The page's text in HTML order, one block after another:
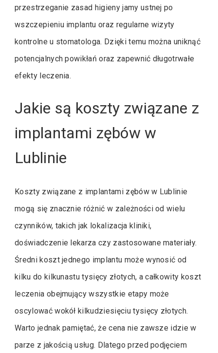
przestrzeganie zasad higieny jamy ustnej po
wszczepieniu implantu oraz regularne wizyty
kontrolne u stomatologa. Dzięki temu można uniknąć
potencjalnych powikłań oraz zapewnić długotrwałe
efekty leczenia.
Jakie są koszty związane z
implantami zębów w
Lublinie
Koszty związane z implantami zębów w Lublinie
mogą się znacznie różnić w zależności od wielu
czynników, takich jak lokalizacja kliniki,
doświadczenie lekarza czy zastosowane materiały.
Średni koszt jednego implantu może wynosić od
kilku do kilkunastu tysięcy złotych, a całkowity koszt
leczenia obejmujący wszystkie etapy może
oscylować wokół kilkudziesięciu tysięcy złotych.
Warto jednak pamiętać, że cena nie zawsze idzie w
parze z jakością usług. Dlatego przed podjęciem